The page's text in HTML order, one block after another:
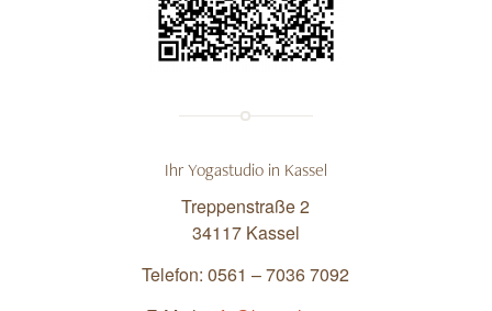
Ihr Yogastudio in Kassel
Treppenstraße 2
34117 Kassel
Telefon: 0561 – 7036 7092